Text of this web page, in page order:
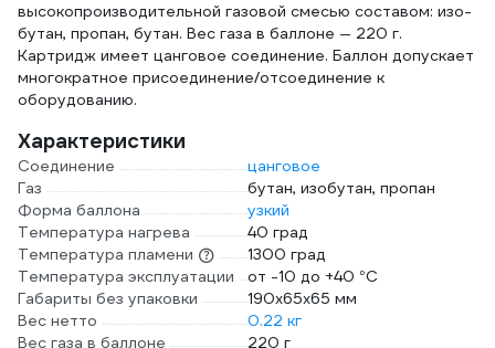
высокопроизводительной газовой смесью составом: изо-
бутан, пропан, бутан. Вес газа в баллоне — 220 г.
Картридж имеет цанговое соединение. Баллон допускает
многократное присоединение/отсоединение к
оборудованию.
Характеристики
Соединение
цанговое
Газ
бутан, изобутан, пропан
Форма баллона
узкий
Температура нагрева
40 град
Температура пламени
1300 град
Температура эксплуатации
от -10 до +40 °С
Габариты без упаковки
190x65x65 мм
Вес нетто
0.22 кг
Вес газа в баллоне
220 г